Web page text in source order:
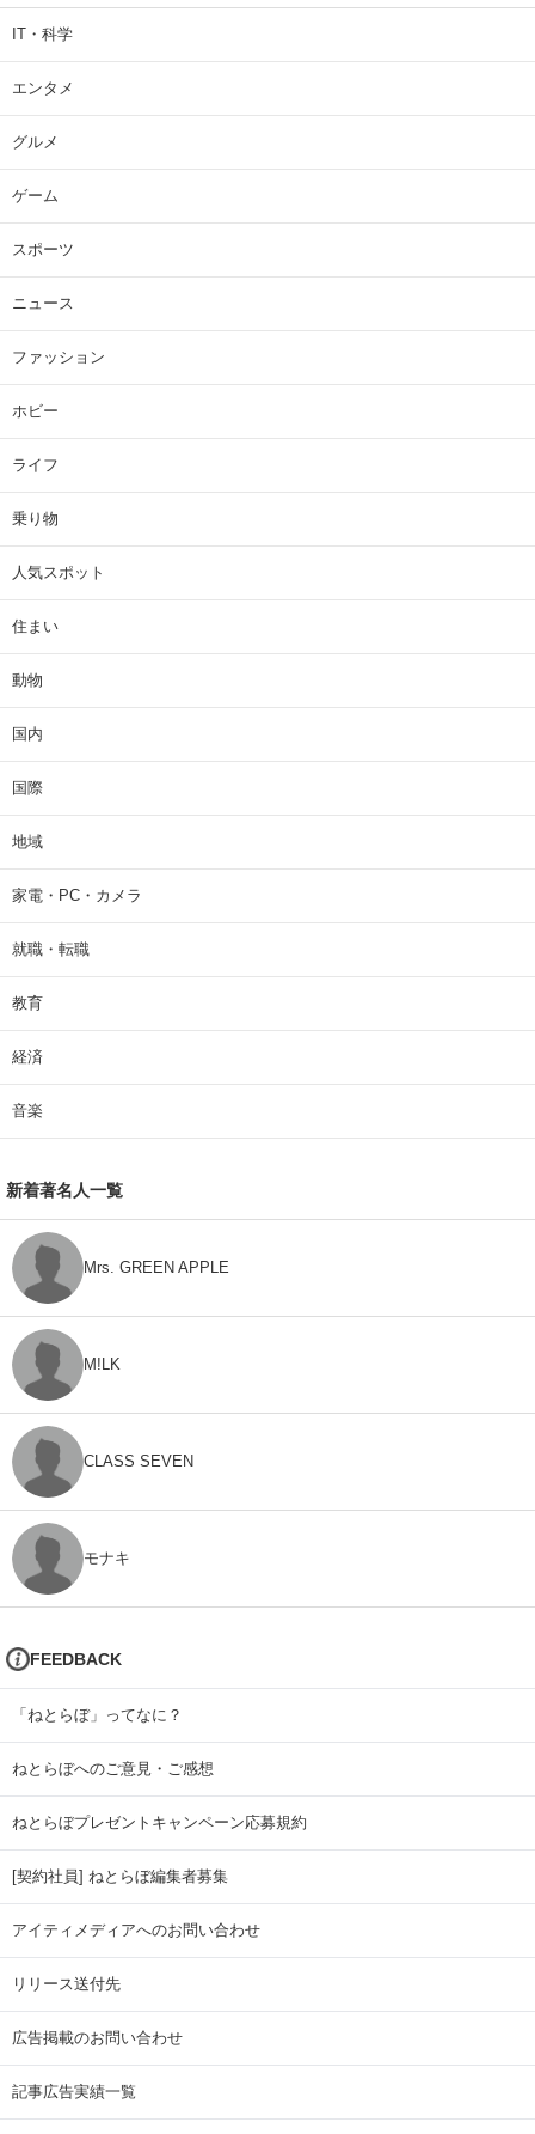
IT・科学
エンタメ
グルメ
ゲーム
スポーツ
ニュース
ファッション
ホビー
ライフ
乗り物
人気スポット
住まい
動物
国内
国際
地域
家電・PC・カメラ
就職・転職
教育
経済
音楽
新着著名人一覧
Mrs. GREEN APPLE
M!LK
CLASS SEVEN
モナキ
FEEDBACK
「ねとらぼ」ってなに？
ねとらぼへのご意見・ご感想
ねとらぼプレゼントキャンペーン応募規約
[契約社員] ねとらぼ編集者募集
アイティメディアへのお問い合わせ
リリース送付先
広告掲載のお問い合わせ
記事広告実績一覧